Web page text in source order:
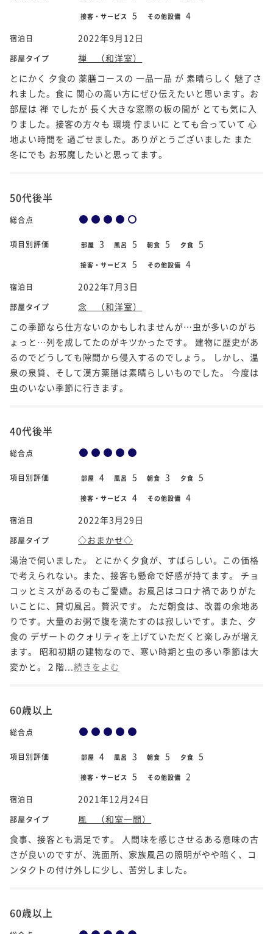
接客・サービス 5 その他設備 4
宿泊日 2022年9月12日
部屋タイプ
禅 （和洋室）
とにかく 夕食の 薬膳コースの 一品一品 が 素晴らしく 魅了さ
れました。食に 関心の高い方にぜひ伝えたいと思います。お
部屋は 禅 でしたが 長く大きな窓際の板の間が とても気に入
りました。接客の方々も 環境 佇まいに とても合っていて 心
地よい時間を 過ごせました。ありがとうございました また
冬にでも お邪魔したいと思ってます。
50代後半
総合点
項目別評価 部屋 3 風呂 5 朝食 5 夕食 5
接客・サービス 5 その他設備 4
宿泊日 2022年7月3日
部屋タイプ
念 （和洋室）
この季節なら仕方ないのかもしれませんが…虫が多いのがち
ょっと…列を成してたのがキツかったです。 建物に歴史があ
るのでどうしても隙間から侵入するのでしょう。 しかし、温
泉の泉質、そして漢方薬膳は素晴らしいものでした。 今度は
虫のいない季節に行きます。
40代後半
総合点
項目別評価 部屋 4 風呂 5 朝食 3 夕食 5
接客・サービス 4 その他設備 4
宿泊日 2022年3月29日
部屋タイプ
◇おまかせ◇
湯治で伺いました。 とにかく夕食が、すばらしい。この価格
で考えられない。また、接客も懸命で好感が持てます。 チョ
コッとミスがあるのもご愛嬌。お風呂はコロナ禍でありがた
いことに、貸切風呂。贅沢です。 ただ朝食は、改善の余地あ
りです。大量のお粥で腹を満たすのは寂しいです。また、夕
食の デザートのクォリティを上げていただくと楽しみが増え
ます。 昭和初期の建物なので、寒い時期と虫の多い季節は大
変かと。２階... 続きをよむ
60歳以上
総合点
項目別評価 部屋 4 風呂 3 朝食 5 夕食 5
接客・サービス 5 その他設備 2
宿泊日 2021年12月24日
部屋タイプ
風 （和室一間）
食事、接客とも満足です。 人間味を感じさせるある意味の古
さが良いのですが、洗面所、家族風呂の照明がやや暗く、コ
ンタクトの付け外しに少し、苦労しました。
60歳以上